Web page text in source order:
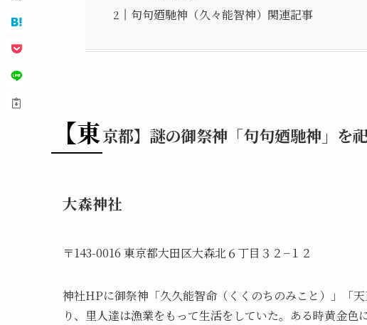
句句廼馳神（久々能智神）関連記事
【東京都】謎の御祭神「句句廼馳神」を
大森神社
〒143-0016 東京都大田区大森北６丁目３２−１２
神社HPに御祭神「久久能智命（くくのちのみこと）」「
り、里人達は漁業をもって生活をしていた。ある時黄金